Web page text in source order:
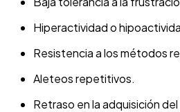
Hiperactividad o
Resistencia a los métodos
Aleteos repetitivos.
Retraso en la adquisición